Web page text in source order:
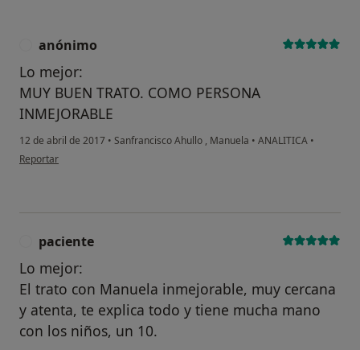
anónimo
Lo mejor:
MUY BUEN TRATO. COMO PERSONA
INMEJORABLE
12 de abril de 2017 • Sanfrancisco Ahullo , Manuela • ANALITICA •
en opinión del usuario anónimo
Reportar
paciente
Lo mejor:
El trato con Manuela inmejorable, muy cercana
y atenta, te explica todo y tiene mucha mano
con los niños, un 10.